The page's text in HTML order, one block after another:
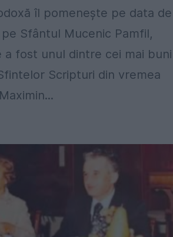
îl pomenește pe data de
Sfântul Mucenic Pamfil,
a fost unul dintre cei mai buni
Scripturi din vremea